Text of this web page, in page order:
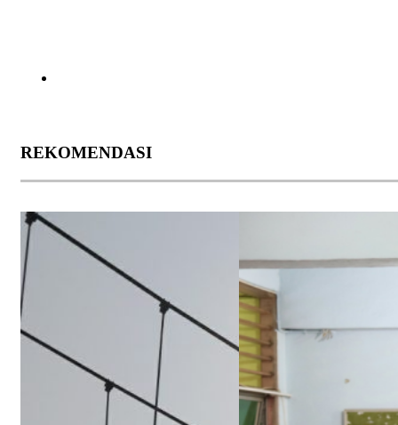
REKOMENDASI